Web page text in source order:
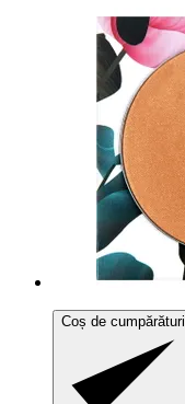
Coș de cumpărături